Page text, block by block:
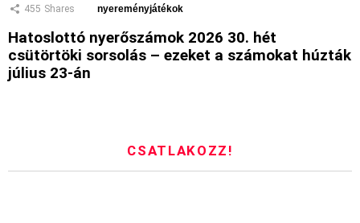
455 Shares nyereményjátékok
Hatoslottó nyerőszámok 2026 30. hét
csütörtöki sorsolás – ezeket a számokat húzták
július 23-án
CSATLAKOZZ!